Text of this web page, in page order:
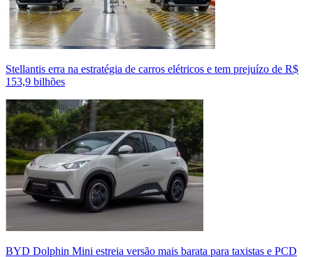
Stellantis erra na estratégia de carros elétricos e tem prejuízo de R$
153,9 bilhões
BYD Dolphin Mini estreia versão mais barata para taxistas e PCD